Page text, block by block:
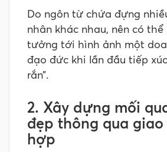
Do ngôn từ chứa đựng
nhân khác nhau, nên có
tưởng tới hình ảnh một
đạo đức khi lần đầu tiếp
rắn”.
2. Xây dựng mối
đẹp thông qua
hợp